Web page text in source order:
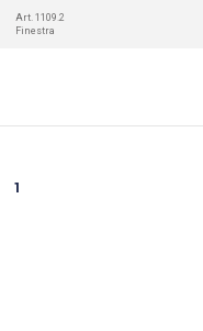
Art. 1109.2
Finestra
1